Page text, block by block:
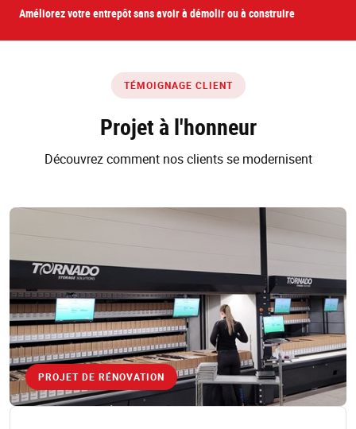
Améliorez votre entrepôt sans avoir à démolir ou à construire
TÉMOIGNAGE CLIENT
Projet à l'honneur
Découvrez comment nos clients se modernisent
PROJET DE RÉNOVATION